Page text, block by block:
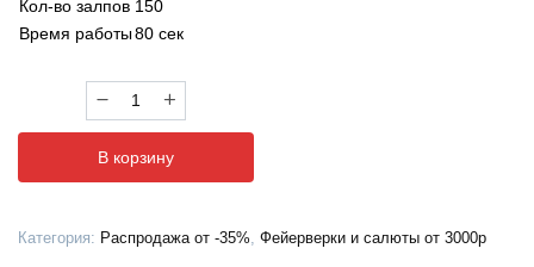
Кол-во залпов 150
Время работы80 сек
Количество
товара
ASB130
х
В корзину
Категория: Распродажа от -35%, Фейерверки и салюты от 3000р